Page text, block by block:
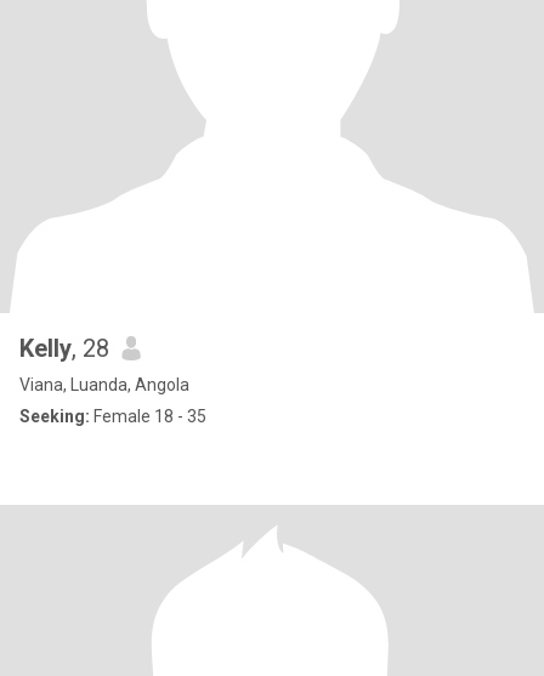
Kelly, 28
Viana, Luanda, Angola
Seeking: Female 18 - 35